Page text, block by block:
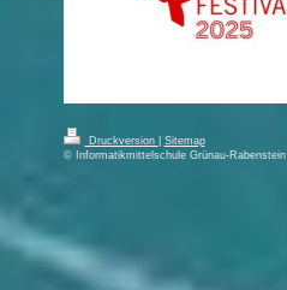
Druckversion
Sitemap
© Informatikmittelschule Grünau-Rabenstein